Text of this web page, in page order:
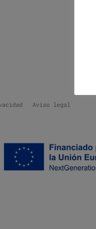
Aviso legal